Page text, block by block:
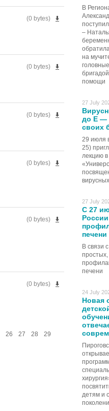
В
–
на
помощи
27 July
до Е —
своих
29 июля
25)
лекцию в
27 July
С 27
печени
В связи
печени
24 July
Новая
детям и
(0 bytes)
(0 bytes)
(0 bytes)
(0 bytes)
(0 bytes)
(0 bytes)
26 27 28
29